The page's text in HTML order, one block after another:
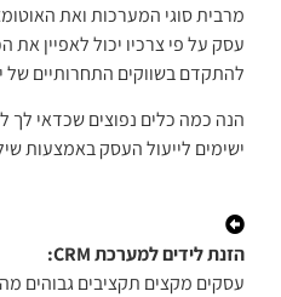
מרבית סוגי המערכות ואת
עסק על פי צרכיו יכול לאפיין את
להתקדם בשווקים התחרותיים של
הנה כמה כלים נפוצים שכדאי
ישימים לייעול העסק באמצעות
הזנת לידים למערכת CRM:
עסקים מקצים תקציבים גבוהים